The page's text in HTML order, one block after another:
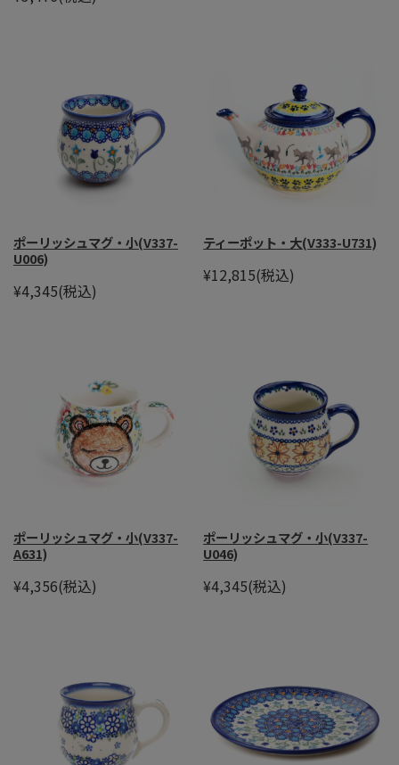
ポーリッシュマグ・小(V337-
U006)
¥4,345(税込)
ティーポット・大(V333-U731)
¥12,815(税込)
ポーリッシュマグ・小(V337-
A631)
¥4,356(税込)
ポーリッシュマグ・小(V337-
U046)
¥4,345(税込)